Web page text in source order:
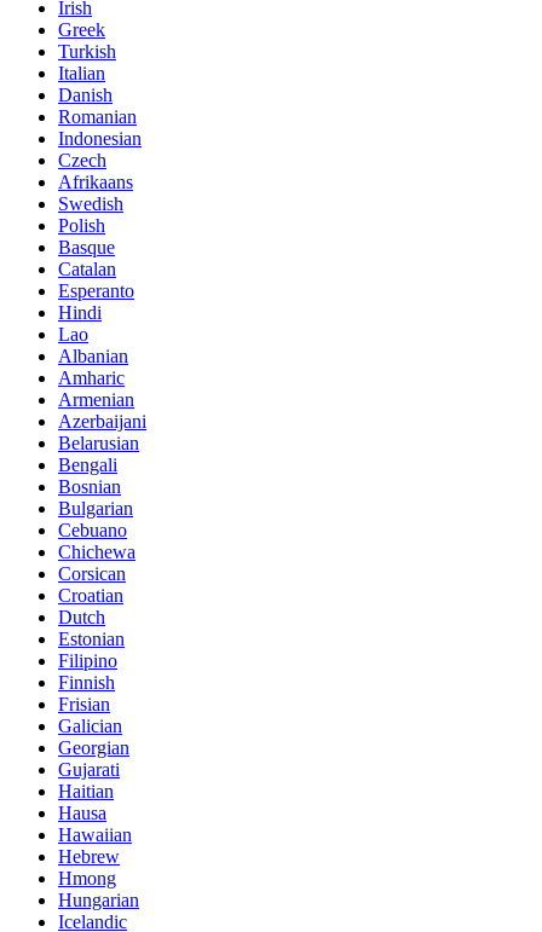
Irish
Greek
Turkish
Italian
Danish
Romanian
Indonesian
Czech
Afrikaans
Swedish
Polish
Basque
Catalan
Esperanto
Hindi
Lao
Albanian
Amharic
Armenian
Azerbaijani
Belarusian
Bengali
Bosnian
Bulgarian
Cebuano
Chichewa
Corsican
Croatian
Dutch
Estonian
Filipino
Finnish
Frisian
Galician
Georgian
Gujarati
Haitian
Hausa
Hawaiian
Hebrew
Hmong
Hungarian
Icelandic